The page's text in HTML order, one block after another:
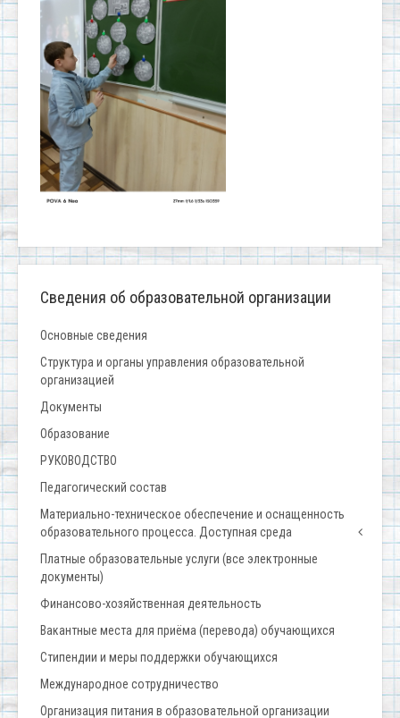
Сведения об образовательной организации
Основные сведения
Структура и органы управления образовательной
организацией
Документы
Образование
РУКОВОДСТВО
Педагогический состав
Материально-техническое обеспечение и оснащенность
образовательного процесса. Доступная среда
Платные образовательные услуги (все электронные
документы)
Финансово-хозяйственная деятельность
Вакантные места для приёма (перевода) обучающихся
Стипендии и меры поддержки обучающихся
Международное сотрудничество
Организация питания в образовательной организации